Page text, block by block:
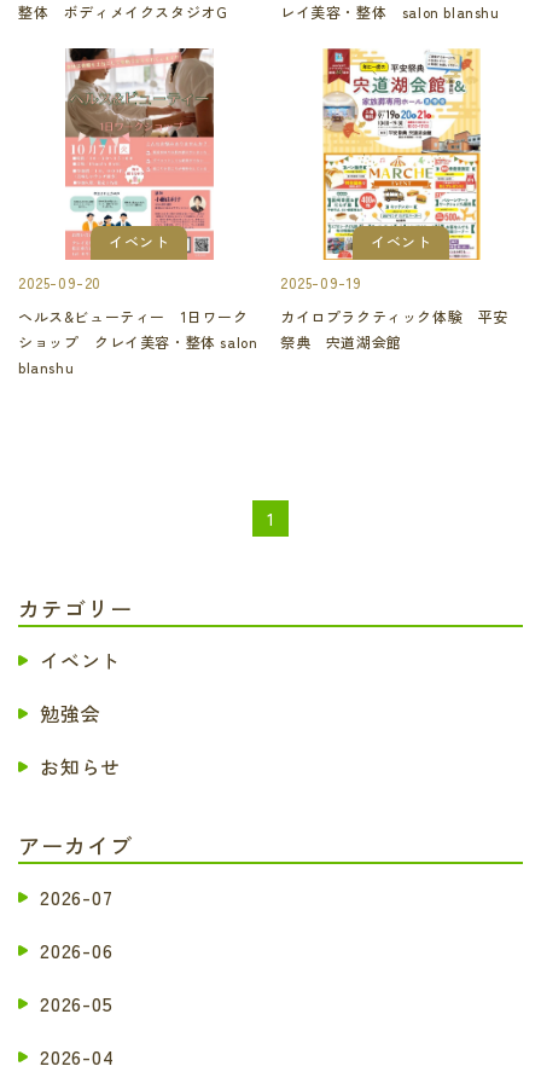
整体 ボディメイクスタジオG レイ美容・整体 salon blanshu
イベント
2025-09-20
ヘルス&ビューティー 1日ワーク
ショップ クレイ美容・整体 salon
blanshu
イベント
2025-09-19
カイロプラクティック体験 平安
祭典 宍道湖会館
1
カテゴリー
イベント
勉強会
お知らせ
アーカイブ
2026-07
2026-06
2026-05
2026-04